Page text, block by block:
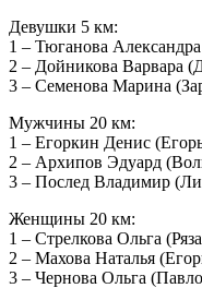
Девушки 5 км:
1 – Тюганова
2 – Дойникова Варвара
3 – Семенова Марина
Мужчины 20 км:
1 – Егоркин Денис
2 – Архипов Эдуард
3 – Послед Владимир
Женщины 20 км:
1 – Стрелкова Ольга
2 – Махова Наталья
3 – Чернова Ольга